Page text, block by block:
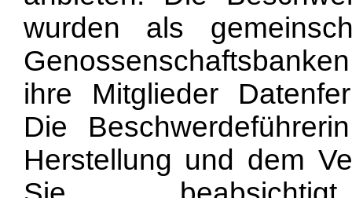
wurden als
ihre Mitglieder
Die
Herstellung und dem